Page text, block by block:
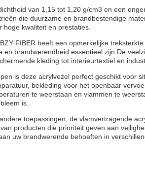
van 1,15 tot 1,20 g/cm3 en een
die duurzame en brandbestendige
kwaliteit en prestaties.
FIBER heeft een opmerkelijke
en brandwerendheid essentieel zijn.De
kleding tot interieurtextiel en
is deze acrylvezel perfect geschikt voor
bekleding voor het openbaar
te weerstaan en vlammen te
is.
toepassingen, de vlamvertragende
producten die prioriteit geven aan
uw brandwerende behoeften in